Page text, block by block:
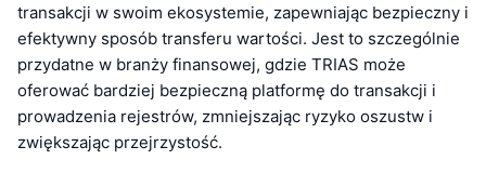
transakcji w swoim ekosystemie, zapewniając bezpieczny i
efektywny sposób transferu wartości. Jest to szczególnie
przydatne w branży finansowej, gdzie TRIAS może
oferować bardziej bezpieczną platformę do transakcji i
prowadzenia rejestrów, zmniejszając ryzyko oszustw i
zwiększając przejrzystość.